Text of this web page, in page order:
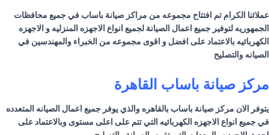
عملائنا الكرام تم افتتاح مجموعه من مراكز صيانة باساب في جميع محافظات
الجمهوريه لتوفير جميع اعمال الصيانة لجميع انواع الاجهزه المنزليه و الاجهزه
الكهربائيه بالاعتماد على افضل و اقوى مجموعه من الخبراء والمهندسين في
الصيانه والتصليح
مركز صيانة باساب القاهرة
يتوفر الان مركز صيانة باساب بالقاهره والذي يوفر جميع اعمال الصيانه المتعدده
في جميع انواع الاجهزه الكهربائيه التي تتم على اعلى مستوى وبالاعتماد على